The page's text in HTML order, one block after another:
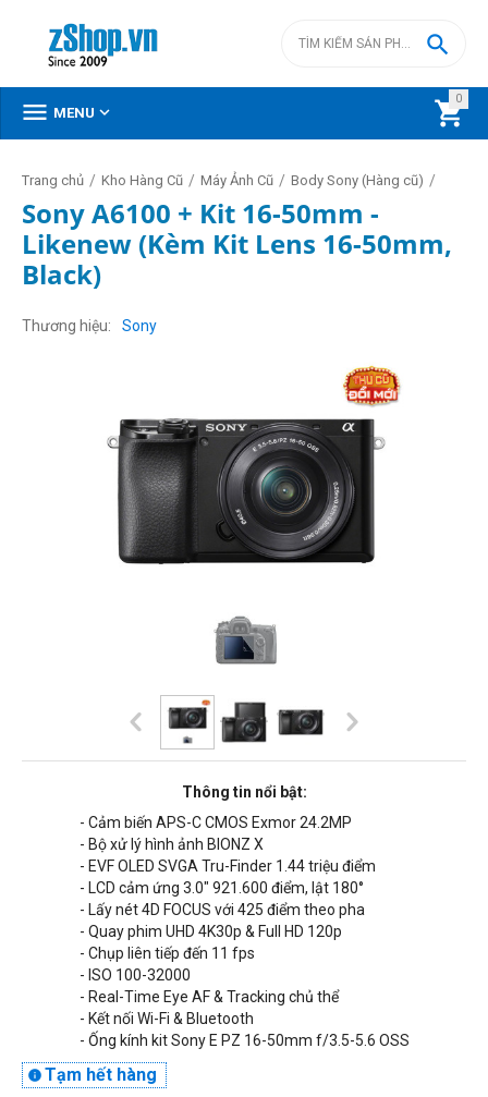
0


 MENU 
Trang chủ / Kho Hàng Cũ / Máy Ảnh Cũ / Body Sony (Hàng cũ) /
Sony A6100 + Kit 16-50mm -
Likenew (Kèm Kit Lens 16-50mm,
Black)
Thương hiệu Sony
Thông tin nổi bật:
- Cảm biến APS-C CMOS Exmor 24.2MP
- Bộ xử lý hình ảnh BIONZ X
- EVF OLED SVGA Tru-Finder 1.44 triệu điểm
- LCD cảm ứng 3.0" 921.600 điểm, lật 180°
- Lấy nét 4D FOCUS với 425 điểm theo pha
- Quay phim UHD 4K30p & Full HD 120p
- Chụp liên tiếp đến 11 fps
- ISO 100-32000
- Real-Time Eye AF & Tracking chủ thể
- Kết nối Wi-Fi & Bluetooth
- Ống kính kit Sony E PZ 16-50mm f/3.5-5.6 OSS
Tạm hết hàng
